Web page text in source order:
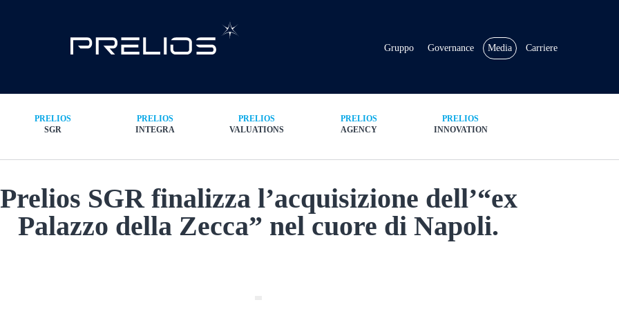
Gruppo Governance Media Carriere
PRELIOS
SGR
PRELIOS
INTEGRA
PRELIOS
VALUATIONS
PRELIOS
AGENCY
PRELIOS
INNOVATION
Prelios SGR finalizza l’acquisizione dell’“ex
Palazzo della Zecca” nel cuore di Napoli.